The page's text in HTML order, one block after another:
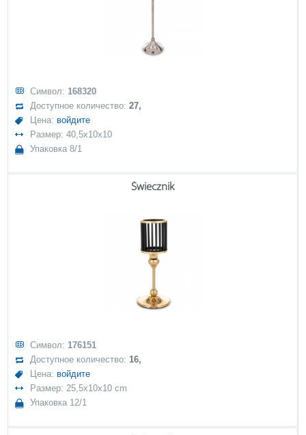
Символ: 168320
Доступное количество:27,
Цена: войдите
Размер: 40,5x10x10
Упаковка 8/1
Świecznik
Символ: 176151
Доступное количество:16,
Цена: войдите
Размер: 25,5x10x10 cm
Упаковка 12/1